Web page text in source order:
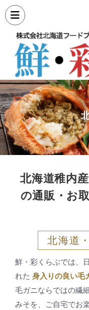
北海道稚内
の通販・お
北海道
鮮・彩くらぶでは、
れた 身入りの良い毛
毛ガニならではの繊
みそを、ご自宅でお